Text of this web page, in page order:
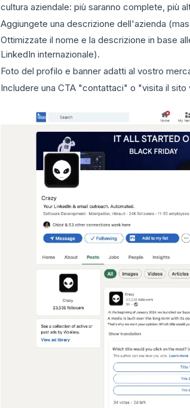
cultura aziendale: più saranno complete, più
Aggiungete una descrizione dell'azienda
Ottimizzate il nome e la descrizione in base
LinkedIn internazionale).
Foto del profilo e banner adatti al vostro
Includere una CTA "contattaci" o "visita il